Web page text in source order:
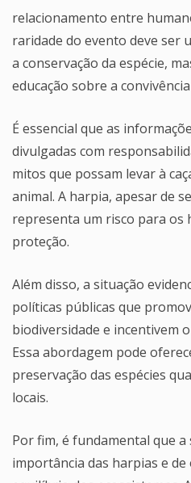
relacionamento entre
raridade do evento deve ser
a conservação da espécie,
educação sobre a
É essencial que as
divulgadas com
mitos que possam levar à
animal. A harpia, apesar de
representa um risco para os
proteção.
Além disso, a situação
políticas públicas que
biodiversidade e incentivem
Essa abordagem pode
preservação das espécies
locais.
Por fim, é fundamental que a
importância das harpias e